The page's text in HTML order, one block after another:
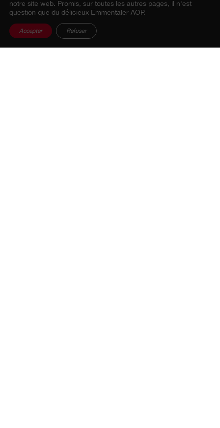
notre site web. Promis, sur toutes les autres pages, il n'est
question que du délicieux Emmentaler AOP.
Accepter Refuser